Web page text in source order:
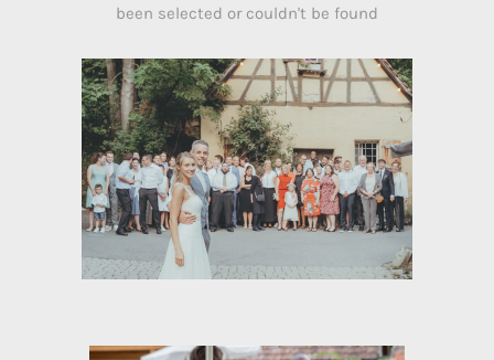
been selected or couldn't be found